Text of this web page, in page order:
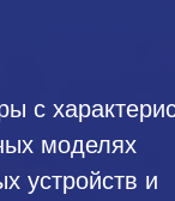
с
моделях
устройств и